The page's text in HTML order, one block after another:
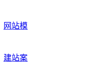
网站模
建站案